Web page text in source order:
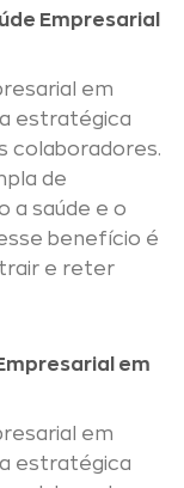
Empresarial
em
estratégica
colaboradores.
de
a saúde e o
benefício é
e reter
em
em
estratégica